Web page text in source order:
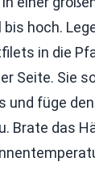
hoch.
in die
Seite. Sie
und füge
Brate das